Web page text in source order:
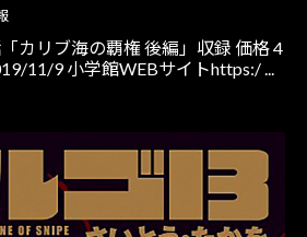
カリブ海の覇権 後編」収録 価格 4
11/9 小学館WEBサイトhttps:/ ...